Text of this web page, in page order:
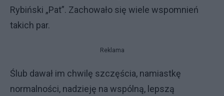
Rybiński „Pat”. Zachowało się wiele wspomnień
takich par.
Reklama
Ślub dawał im chwilę szczęścia, namiastkę
normalności, nadzieję na wspólną, lepszą